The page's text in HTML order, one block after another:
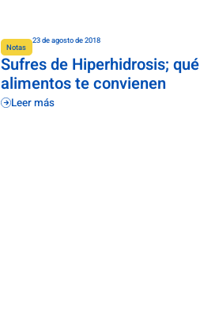
Notas
23 de agosto de 2018
Sufres de Hiperhidrosis; qué
alimentos te convienen
Leer más